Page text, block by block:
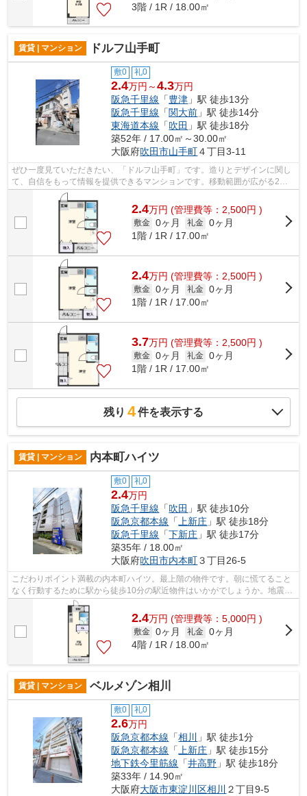
3階 / 1R / 18.00㎡
賃貸 | マンション ドルフ山手町
敷0 礼0
2.4万円～4.3万円
阪急千里線 「豊津 」駅 徒歩13分
阪急千里線 「関大前 」駅 徒歩14分
東海道本線 「吹田 」駅 徒歩18分
築52年 / 17.00㎡～30.00㎡
大阪府吹田市山手町４丁目3-11
ぜひ一度見ていただきたい、「ドルフ山手町」です。造りとデザインに関し
て、自信をもって情報を提供できるマンションです。移動範囲が広がる2駅
利用可能な物件です。耐震性も高く地震...
2.4万円 (管理費等：2,500円 )
敷金 0ヶ月 礼金 0ヶ月
1階 / 1R / 17.00㎡
2.4万円 (管理費等：2,500円 )
敷金 0ヶ月 礼金 0ヶ月
1階 / 1R / 17.00㎡
3.7万円 (管理費等：2,500円 )
敷金 0ヶ月 礼金 0ヶ月
1階 / 1R / 17.00㎡
残り 4件を表示する
賃貸 | マンション 内本町ハイツ
敷0 礼0
2.4万円
阪急千里線 「吹田 」駅 徒歩10分
阪急京都本線 「 上新庄 」駅 徒歩18分
阪急千里線 「下新庄 」駅 徒歩17分
築35年 / 18.00㎡
大阪府吹田市内本町３丁目26-5
こだわりポイント満載の内本町ハイツ。最上階の物件です。朝に慌てること
なく行動するために駅から徒歩10分の駅近物件はいかがでしょうか。地震へ
の揺れにも強い鉄骨造の魅力。ご自身...
2.4万円 (管理費等：5,000円 )
敷金 0ヶ月 礼金 0ヶ月
4階 / 1R / 18.00㎡
賃貸 | マンション ベルメゾン相川
敷0 礼0
2.6万円
阪急京都本線 「相川
」駅 徒歩1分
阪急京都本線 「上新庄 」駅 徒歩15分
地下鉄今里筋線 「井高野 」駅 徒歩18分
築33年 / 14.90㎡
大阪府大阪市東淀川区相川 ２丁目9-5